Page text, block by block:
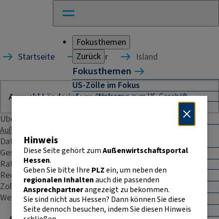
Fokusthemen
Zurück
Fokusthemen
US-Zölle im Fokus
Umfragen zum US-Geschäft
Naher Osten: Auswirkungen für
Absicherung und Finanzierung im
Außenhandel Hessen
CBAM
Entwicklungszusammenarbeit
E-Commerce
E-Rechnung in der EU
Startseite Länder Island
Übersicht
Außenhandelsstatistik
Daten & Fakten
Geschäftspraxis
Rating
Recht & Steuern
Zoll
Weitere Kontakte
Hinweis
Diese Seite gehört zumAußenwirtschaftsportal
Hessen.
Geben Sie bitte Ihre PLZein, um neben den
regionalen Inhaltenauch die passenden
Ansprechpartnerangezeigt zu bekommen.
Sie sind nicht aus Hessen? Dann können Sie diese
Seite dennoch besuchen, indem Sie diesen Hinweis